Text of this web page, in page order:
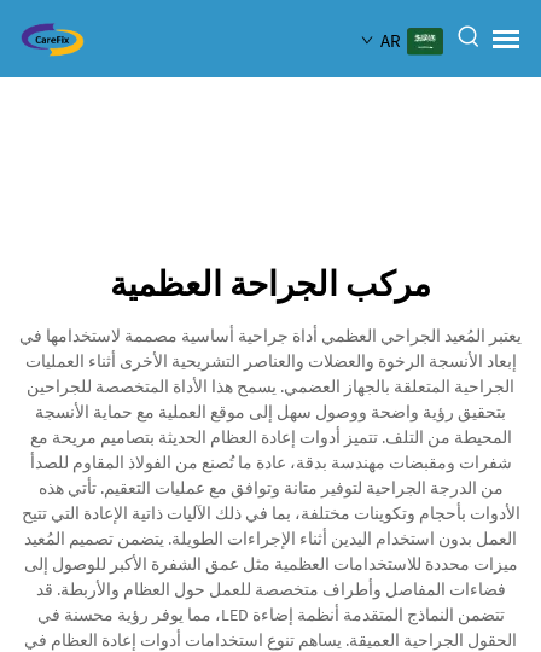
AR
مركب الجراحة العظمية
يعتبر المُعيد الجراحي العظمي أداة جراحية أساسية مصممة لاستخدامها في
إبعاد الأنسجة الرخوة والعضلات والعناصر التشريحية الأخرى أثناء العمليات
الجراحية المتعلقة بالجهاز العضمي. يسمح هذا الأداة المتخصصة للجراحين
بتحقيق رؤية واضحة ووصول سهل إلى موقع العملية مع حماية الأنسجة
المحيطة من التلف. تتميز أدوات إعادة العظام الحديثة بتصاميم مريحة مع
شفرات ومقبضات مهندسة بدقة، عادة ما تُصنع من الفولاذ المقاوم للصدأ
من الدرجة الجراحية لتوفير متانة وتوافق مع عمليات التعقيم. تأتي هذه
الأدوات بأحجام وتكوينات مختلفة، بما في ذلك الآليات ذاتية الإعادة التي تتيح
العمل بدون استخدام اليدين أثناء الإجراءات الطويلة. يتضمن تصميم المُعيد
ميزات محددة للاستخدامات العظمية مثل عمق الشفرة الأكبر للوصول إلى
فضاءات المفاصل وأطراف متخصصة للعمل حول العظام والأربطة. قد
تتضمن النماذج المتقدمة أنظمة إضاءة LED، مما يوفر رؤية محسنة في
الحقول الجراحية العميقة. يساهم تنوع استخدامات أدوات إعادة العظام في